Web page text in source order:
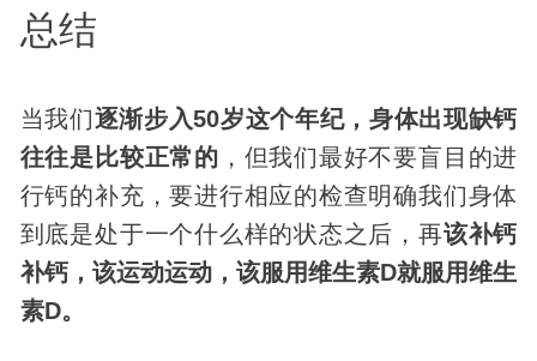
总结
当我们逐渐步入50岁这个年纪，身体出现缺钙
往往是比较正常的 ，但我们最好不要盲目的进
行钙的补充，要进行相应的检查明确我们身体
到底是处于一个什么样的状态之后，再该补钙
补钙，该运动运动，该服用维生素D就服用维生
素D。